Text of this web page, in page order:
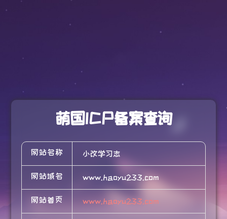
萌国ICP备案查询
网站名称 小改学习志
网站域名 www.haoyu233.com
网站首页 www.haoyu233.com